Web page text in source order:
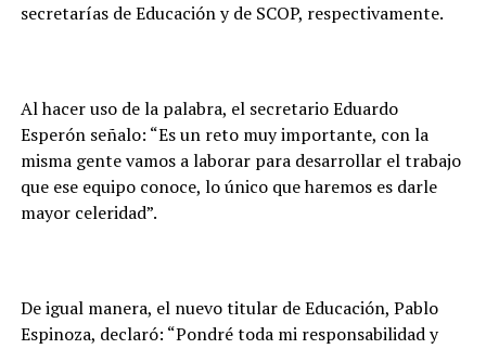
secretarías de Educación y de SCOP, respectivamente.
Al hacer uso de la palabra, el secretario Eduardo
Esperón señalo: “Es un reto muy importante, con la
misma gente vamos a laborar para desarrollar el trabajo
que ese equipo conoce, lo único que haremos es darle
mayor celeridad”.
De igual manera, el nuevo titular de Educación, Pablo
Espinoza, declaró: “Pondré toda mi responsabilidad y